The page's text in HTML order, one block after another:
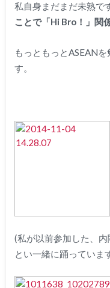
私自身まだまだ未熟で
ことで「Hi Bro！」関
もっともっとASEAN
す。
(私が以前参加した、
とい一緒に踊っていま